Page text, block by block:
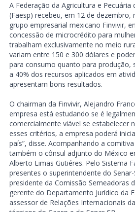
A Federação da Agricultura e Pecuária
(Faesp) recebeu, em 12 de dezembro,
grupo empresarial mexicano Finvivir,
concessão de microcrédito para
trabalham exclusivamente no meio
variam entre 150 e 300 dólares e
para consumo quanto para produção,
a 40% dos recursos aplicados em
apresentam bons resultados.
O chairman da Finvivir, Alejandro
empresa está estudando se é
comercialmente viável se estabelecer
esses critérios, a empresa poderá
país”, disse. Acompanhando a
também o cônsul adjunto do México
Alberto Limas Gutiéres. Pelo Sistema
presentes o superintendente do
presidente da Comissão Semeadoras
gerente do Departamento Jurídico da
assessor de Relações Internacionais